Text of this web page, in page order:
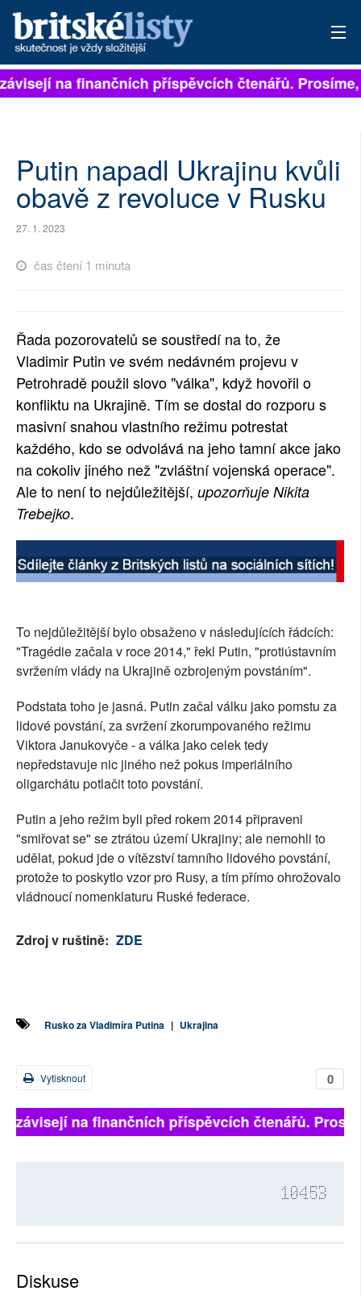
PŘIHLÁSIT
ARCHIV
ROZHOVORY
TÉMATA
NEJČTENĚJŠÍ ZA 7 DNÍ
PŘÍSPĚVKY NA PROVOZ
SOCIÁLNÍ SÍTĚ
RUBRIKY
PLNÁ VERZE STRÁNEK
na finančních příspěvcích čtenářů. Prosíme,
Putin napadl Ukrajinu kvůli
obavě z revoluce v Rusku
27. 1. 2023
čas čtení 1 minuta
Řada pozorovatelů se soustředí na to, že
Vladimir Putin ve svém nedávném projevu v
Petrohradě použil slovo "válka", když hovořil o
konfliktu na Ukrajině. Tím se dostal do rozporu s
masivní snahou vlastního režimu potrestat
každého, kdo se odvolává na jeho tamní akce jako
na cokoliv jiného než "zvláštní vojenská operace".
Ale to není to nejdůležitější, upozorňuje Nikita
Trebejko.
To nejdůležitější bylo obsaženo v následujících řádcích:
"Tragédie začala v roce 2014," řekl Putin, "protiústavním
svržením vlády na Ukrajině ozbrojeným povstáním".
Podstata toho je jasná. Putin začal válku jako pomstu za
lidové povstání, za svržení zkorumpovaného režimu
Viktora Janukovyče - a válka jako celek tedy
nepředstavuje nic jiného než pokus imperiálního
oligarchátu potlačit toto povstání.
Putin a jeho režim byli před rokem 2014 připraveni
"smiřovat se" se ztrátou území Ukrajiny; ale nemohli to
udělat, pokud jde o vítězství tamního lidového povstání,
protože to poskytlo vzor pro Rusy, a tím přímo ohrožovalo
vládnoucí nomenklaturu Ruské federace.
Zdroj v ruštině: ZDE
Rusko za Vladimíra Putina | Ukrajina
0
Vytisknout
závisejí na finančních příspěvcích čtenářů.
10453
Diskuse